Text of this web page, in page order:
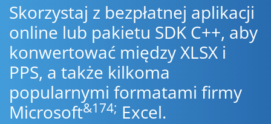
Skorzystaj z bezpłatnej aplikacji
online lub pakietu SDK C++, aby
konwertować między XLSX i
PPS, a także kilkoma
popularnymi formatami firmy
Microsoft&174; Excel.